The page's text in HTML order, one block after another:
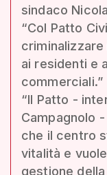
sindaco
“Col Patto
ai residenti e
commerciali.”
“Il Patto -
Campagnolo
che il centro
vitalità e
gestione